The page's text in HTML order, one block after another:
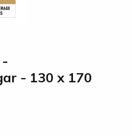
- 130 x 170